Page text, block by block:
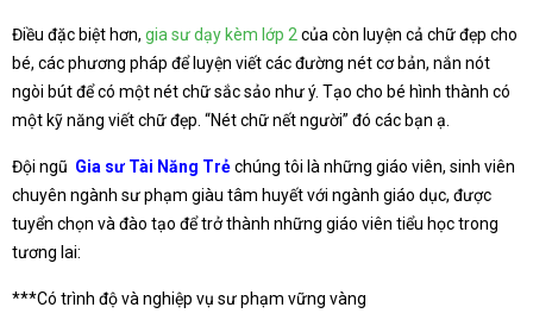
Điều đặc biệt hơn, gia sư dạy kèm lớp 2 của còn luyện cả chữ đẹp cho
bé, các phương pháp để luyện viết các đường nét cơ bản, nắn nót
ngòi bút để có một nét chữ sắc sảo như ý. Tạo cho bé hình thành có
một kỹ năng viết chữ đẹp. “Nét chữ nết người” đó các bạn ạ.
Đội ngũ Gia sư Tài Năng Trẻchúng tôi là những giáo viên, sinh viên
chuyên ngành sư phạm giàu tâm huyết với ngành giáo dục, được
tuyển chọn và đào tạo để trở thành những giáo viên tiểu học trong
tương lai:
***Có trình độ và nghiệp vụ sư phạm vững vàng